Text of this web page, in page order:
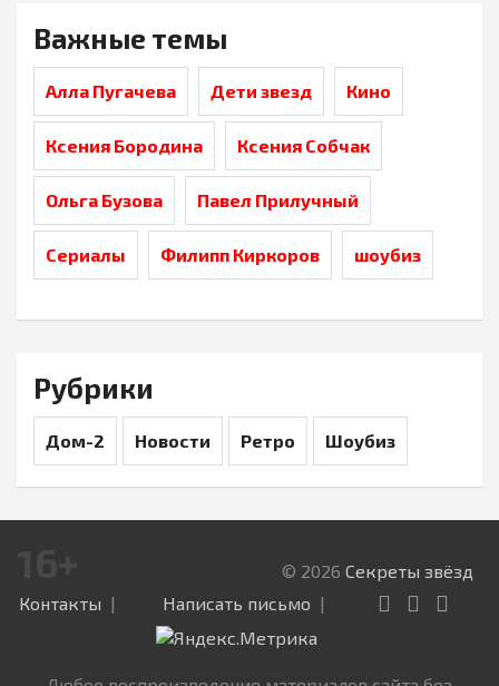
Важные темы
Алла Пугачева Дети звезд Кино
Ксения Бородина Ксения Собчак
Ольга Бузова Павел Прилучный
Сериалы Филипп Киркоров шоубиз
Рубрики
Дом-2 Новости Ретро Шоубиз
© 2026 Секреты звёзд
Контакты
Написать письмо